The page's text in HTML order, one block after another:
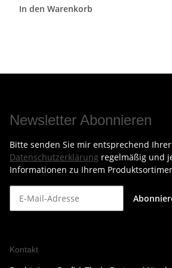
In den Warenkorb
Newsletter Abonnieren
Bitte senden Sie mir entsprechend Ihrer
Datenschutzerklärung regelmäßig und
Informationen zu Ihrem
Kontakt